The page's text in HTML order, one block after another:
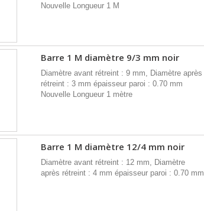
Nouvelle Longueur 1 M
Barre 1 M diamètre 9/3 mm noir
Diamètre avant rétreint : 9 mm, Diamètre après
rétreint : 3 mm épaisseur paroi : 0.70 mm
Nouvelle Longueur 1 mètre
Barre 1 M diamètre 12/4 mm noir
Diamètre avant rétreint : 12 mm, Diamètre
après rétreint : 4 mm épaisseur paroi : 0.70 mm